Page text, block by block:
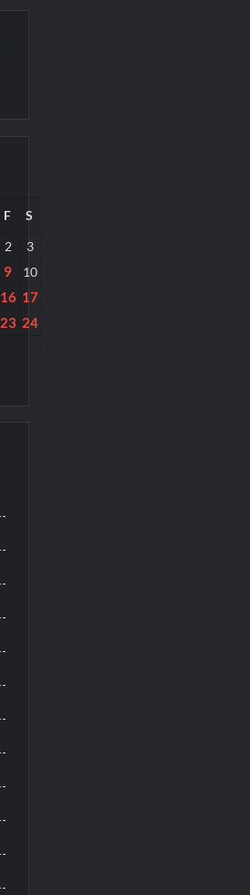
F S
2
3
9
10
16 17
23 24